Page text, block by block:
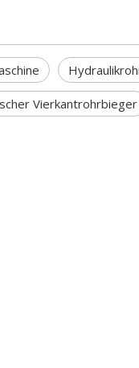
Vierkantrohrbieger